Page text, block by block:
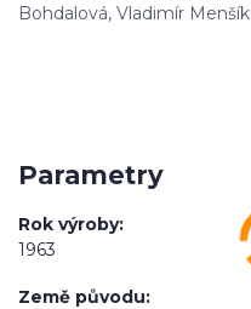
Bohdalová, Vladimír Menšík
Parametry
Rok výroby
1963
Země původu